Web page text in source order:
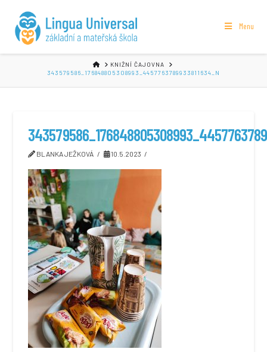
Menu
HOMEKNIŽNÍ ČAJOVNA
343579586_176848805308993_4457763789933811634_N
BLANKA JEŽKOVÁ 10.5.2023